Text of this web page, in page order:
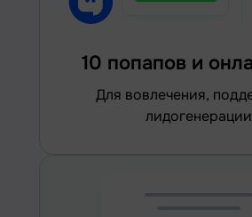
10 попапов и
для вовлечения, поддержки и
лидогенерации